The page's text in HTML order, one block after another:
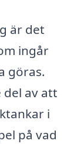
är det
ingår
göras.
del av att
i
på vad